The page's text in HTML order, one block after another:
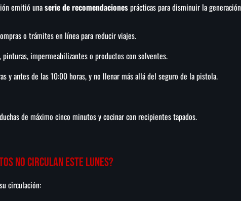
emitió unaserie de recomendacionesprácticas para disminuir la generación
o trámites en línea para reducir viajes.
impermeabilizantes o productos con solventes.
y antes de las 10:00 horas, y no llenar más allá del seguro de la pistola.
de máximo cinco minutos y cocinar con recipientes tapados.
no circulan este lunes?
circulación: